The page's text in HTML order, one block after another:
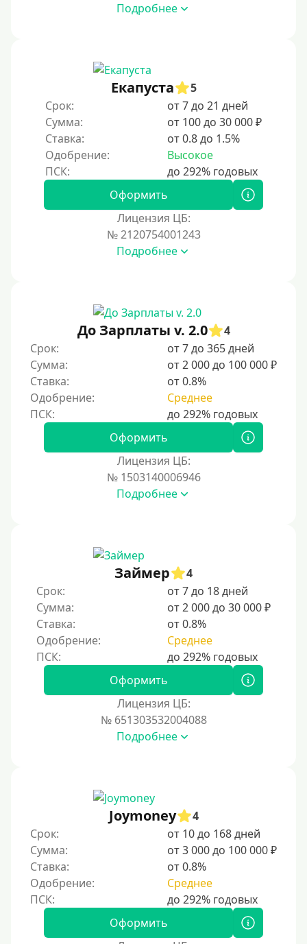
Цель
На Новый Год
Для исправления кредитной истории
На погашение других займов
До зарплаты
Без документов
По ИНН
По загранпаспорту
По военному билету
По водительскому удостоверению
Без СНИЛСа
Без подтверждения дохода
Без справок и поручителей
Без посредников
Процент
С пролонгацией (продлением)
Под высокий процент
С ежемесячным платежом
Под низкий процент
Без процентов
Первый займ без процентов
Без процентов на 30 дней
Подробнее
Екапуста
5
Срок:
от 7 до 21 дней
Сумма:
от 100 до 30 000 ₽
Ставка:
от 0.8 до 1.5%
Одобрение:
Высокое
Оформить
Лицензия ЦБ:
№ 2120754001243
Подробнее
До Зарплаты v. 2.0
4
Срок:
от 7 до 365 дней
Сумма:
от 2 000 до 100 000 ₽
Ставка:
от 0.8%
Одобрение:
Среднее
Оформить
Лицензия ЦБ:
№ 1503140006946
Подробнее
Займер
4
Срок:
от 7 до 18 дней
Сумма:
от 2 000 до 30 000 ₽
Ставка:
от 0.8%
Одобрение:
Среднее
Оформить
Лицензия ЦБ:
№ 651303532004088
Подробнее
Joymoney
4
Срок:
от 10 до 168 дней
Сумма:
от 3 000 до 100 000 ₽
Ставка:
от 0.8%
Одобрение:
Среднее
Оформить